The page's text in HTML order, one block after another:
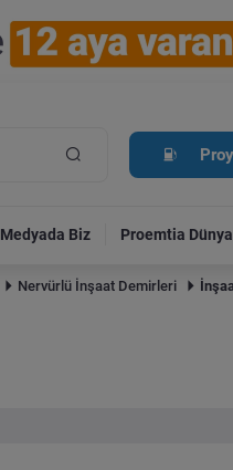
Medyada Biz Proemtia
Nervürlü İnşaat Demirleri